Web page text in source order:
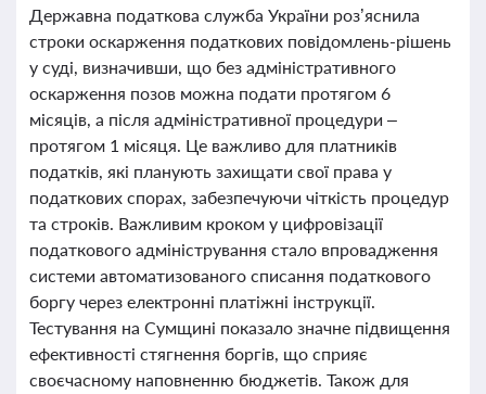
Державна податкова служба України роз’яснила
строки оскарження податкових повідомлень-рішень
у суді, визначивши, що без адміністративного
оскарження позов можна подати протягом 6
місяців, а після адміністративної процедури –
протягом 1 місяця. Це важливо для платників
податків, які планують захищати свої права у
податкових спорах, забезпечуючи чіткість процедур
та строків. Важливим кроком у цифровізації
податкового адміністрування стало впровадження
системи автоматизованого списання податкового
боргу через електронні платіжні інструкції.
Тестування на Сумщині показало значне підвищення
ефективності стягнення боргів, що сприяє
своєчасному наповненню бюджетів. Також для